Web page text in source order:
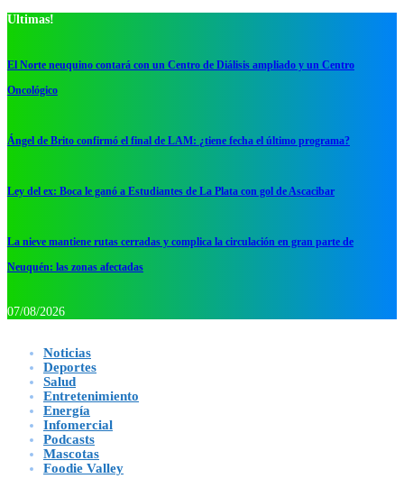
Ultimas!
El Norte neuquino contará con un Centro de Diálisis ampliado y un Centro
Oncológico
Ángel de Brito confirmó el final de LAM: ¿tiene fecha el último programa?
Ley del ex: Boca le ganó a Estudiantes de La Plata con gol de Ascacibar
La nieve mantiene rutas cerradas y complica la circulación en gran parte de
Neuquén: las zonas afectadas
07/08/2026
Noticias
Deportes
Salud
Entretenimiento
Energía
Infomercial
Podcasts
Mascotas
Foodie Valley